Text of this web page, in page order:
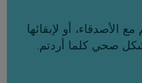
الأصدقاء، أو لإبقائها
صحي كلما أردتم.